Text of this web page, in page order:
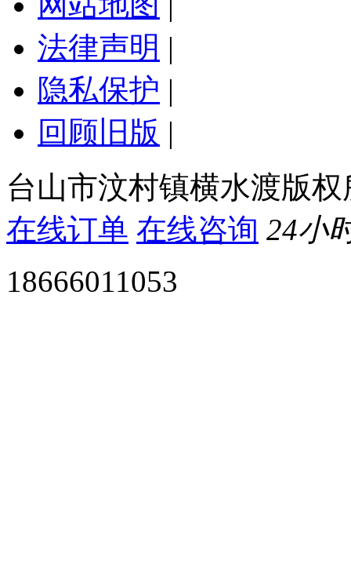
法律声明 |
隐私保护 |
回顾旧版 |
台山市汶村镇横水渡版
在线订单 在线咨询 24小
18666011053